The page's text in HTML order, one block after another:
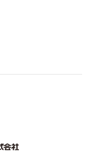
か？ー
。